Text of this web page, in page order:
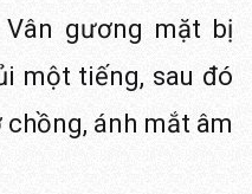
Vân gương mặt bị
một tiếng, sau đó
ánh mắt âm